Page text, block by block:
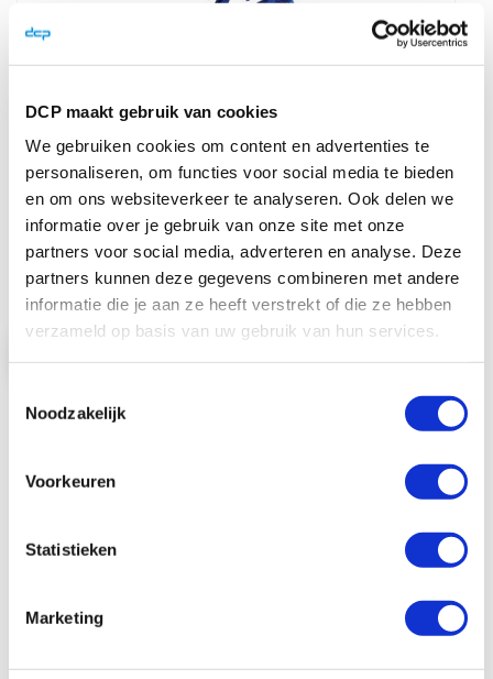
DCP maakt gebruik van cookies
We gebruiken cookies om content en advertenties te
personaliseren, om functies voor social media te bieden
en om ons websiteverkeer te analyseren. Ook delen we
informatie over je gebruik van onze site met onze
partners voor social media, adverteren en analyse. Deze
partners kunnen deze gegevens combineren met andere
informatie die je aan ze heeft verstrekt of die ze hebben
verzameld op basis van uw gebruik van hun services.
Noodzakelijk
Voorkeuren
Statistieken
Marketing
karabijnhaak kleur blauw
Dit badgekoord is voorzien van een
karabijnhaak en heeft een plat koord
(10mm). Ka ...
€ 0,65
€ 0,79